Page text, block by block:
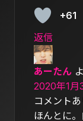
+61
返信
あーたん
2020年1月
コメントあ
ほんとに